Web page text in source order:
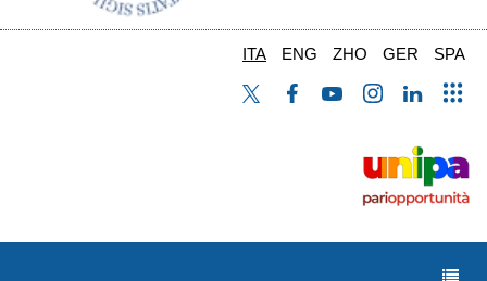
ITA ENG ZHO GER SPA